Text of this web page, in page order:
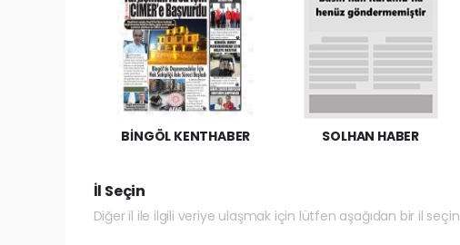
BİNGÖL KENTHABER SOLHAN HABER
İl Seçin
Diğer il ile ilgili veriye ulaşmak için lütfen aşağıdan bir il seçin